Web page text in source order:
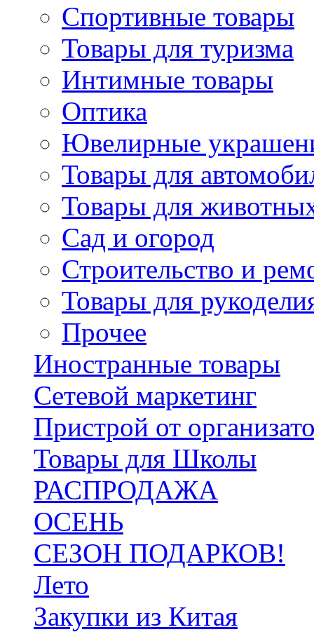
Спортивные товары
Товары для туризма
Интимные товары
Оптика
Ювелирные
Товары для
Товары для
Сад и огород
Строительство и
Товары для
Прочее
Иностранные товары
Сетевой маркетинг
Пристрой от
Товары для Школы
РАСПРОДАЖА
ОСЕНЬ
СЕЗОН ПОДАРКОВ!
Лето
Закупки из Китая